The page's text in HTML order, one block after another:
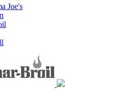
Joe's